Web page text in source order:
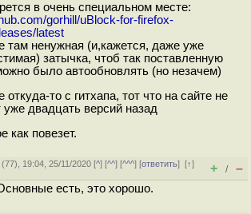
в очень специальном месте:
gorhill/uBlock-for-firefox-
latest
там ненужная (и,кажется, даже уже
затычка, чтоб так поставленную
было автообновлять (но незачем)
откуда-то с гитхапа, тот что на сайте не
уже двадцать версий назад
как повезет.
(77), 19:04, 25/11/2020 [^] [^^] [^^^] [ответить][↑]
+ / –
есть, это хорошо.